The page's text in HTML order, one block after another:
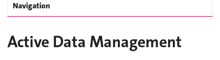
Navigation
Active Data Management